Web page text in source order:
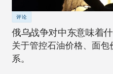
评论
俄乌战争对中东意味着
关于管控石油价格、面
系。